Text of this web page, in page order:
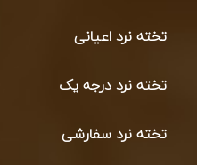
تخته نرد اعیانی
تخته نرد درجه یک
تخته نرد سفارشی